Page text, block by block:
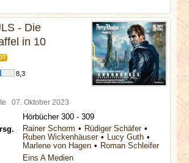
- Die
in 10
8,3
07. Oktober 2023
Hörbücher 300 - 309
Rainer Schorm
Rüdiger Schäfer
Ruben Wickenhäuser
Lucy Guth
Marlene von Hagen
Roman Schleifer
Eins A Medien